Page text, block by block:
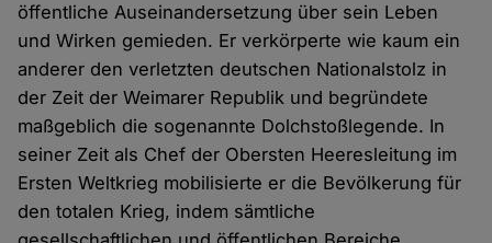
öffentliche Auseinandersetzung über sein Leben
und Wirken gemieden. Er verkörperte wie kaum ein
anderer den verletzten deutschen Nationalstolz in
der Zeit der Weimarer Republik und begründete
maßgeblich die sogenannte Dolchstoßlegende. In
seiner Zeit als Chef der Obersten Heeresleitung im
Ersten Weltkrieg mobilisierte er die Bevölkerung für
den totalen Krieg, indem sämtliche